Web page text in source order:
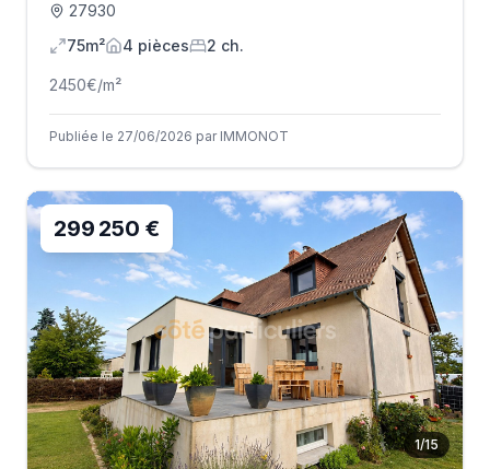
27930
75m²
4 pièces 2 ch.
2450€/m²
Publiée le 27/06/2026 par IMMONOT
1/15
299 250 €